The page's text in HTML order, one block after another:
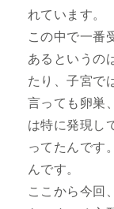
れています。
この中で一番
あるというの
たり、子宮で
言っても卵巣
は特に発現し
ってたんです
んです。
ここから今回